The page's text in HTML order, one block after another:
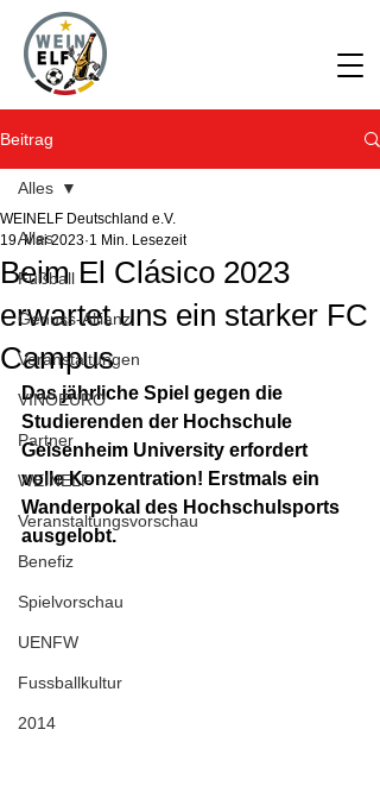
Beitrag
Alles
Fußball
Genuss-Allianz
Veranstaltungen
VINOEURO
Partner
WEINELF
Veranstaltungsvorschau
Benefiz
Spielvorschau
UENFW
Fussballkultur
2014
Alles
Beim El Clásico 2023
erwartet uns ein starker FC
Campus
WEINELF Deutschland e.V.
19. Mai 2023 1 Min. Lesezeit
Das jährliche Spiel gegen die
Studierenden der Hochschule
Geisenheim University erfordert
volle Konzentration! Erstmals ein
Wanderpokal des Hochschulsports
ausgelobt.